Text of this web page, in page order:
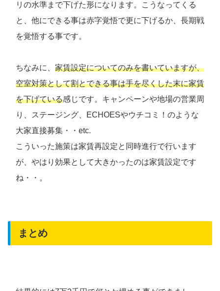
リの水準まで下げた形になります。こうなってくる
と、他にできる事は赤字覚悟で更に下げるか、長期戦
を覚悟する事です。
ちなみに、 家賃設定についてのみを書いていますが、
空室対策として割とできる事は手を尽くした末に家賃
を下げている感じです。キャンペーンや地場の営業周
り、ステージング、ECHOESやウチコミ！のような
大家直接募集・・etc.
こういった施策は家賃再設定と同時進行で行います
が、やはり効果として大きかったのは家賃設定です
ね・・。
まとめ